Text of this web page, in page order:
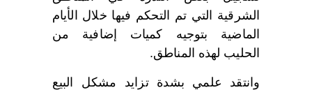
الشرقية التي تم التحكم فيها خلال الأيام
الماضية بتوجيه كميات إضافية من
الحليب لهذه المناطق.
وانتقد علمي بشدة تزايد مشكل البيع